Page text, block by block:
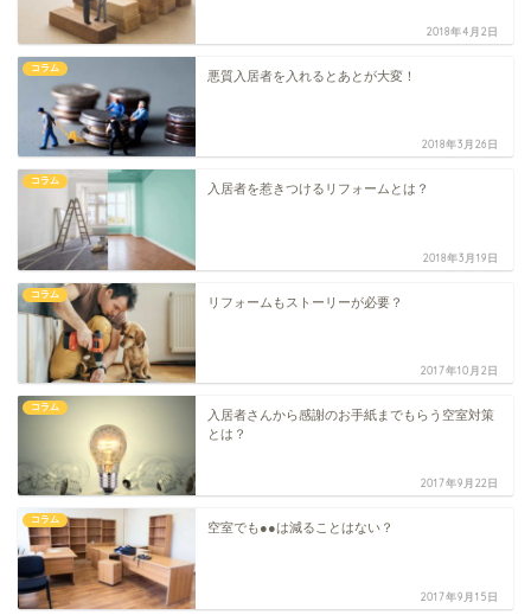
2018年4月2日
コラム
悪質入居者を入れるとあとが大変！
2018年3月26日
コラム
入居者を惹きつけるリフォームとは？
2018年3月19日
コラム
リフォームもストーリーが必要？
2017年10月2日
コラム
入居者さんから感謝のお手紙までもらう空室対策
とは？
2017年9月22日
コラム
空室でも●●は減ることはない？
2017年9月15日